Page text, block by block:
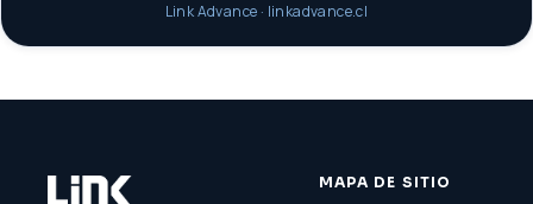
Link Advance · linkadvance.cl
MAPA DE SITIO